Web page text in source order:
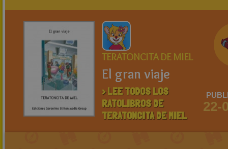
TERATONCITA DE MIEL
El gran viaje
> LEE TODOS LOS
RATOLIBROS DE
TERATONCITA DE MIEL
22-